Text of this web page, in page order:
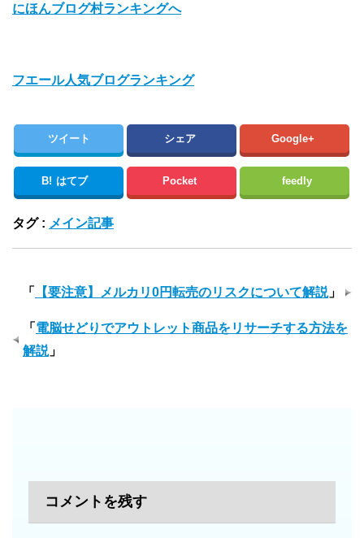
にほんブログ村ランキングへ
フエール人気ブログランキング
ツイート シェア Google+
B! はてブ Pocket feedly
タグ : メイン記事
「 【要注意】メルカリ0円転売のリスクについて解説」
「 電脳せどりでアウトレット商品をリサーチする方法を
解説」
コメントを残す